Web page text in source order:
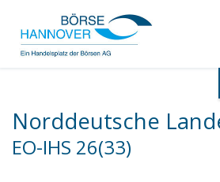
Norddeutsche
EO-IHS 26(33)